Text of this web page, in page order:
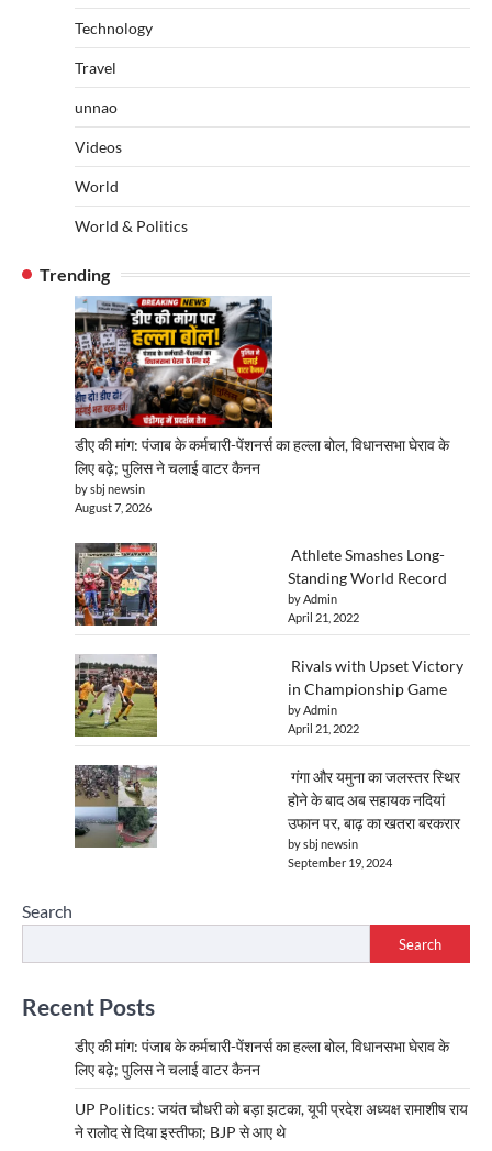
Technology
Travel
unnao
Videos
World
World & Politics
Trending
डीए की मांग: पंजाब के कर्मचारी-पेंशनर्स का हल्ला बोल, विधानसभा घेराव के
लिए बढ़े; पुलिस ने चलाई वाटर कैनन
by sbj newsin
August 7, 2026
Athlete Smashes Long-
Standing World Record
by Admin
April 21, 2022
Rivals with Upset Victory
in Championship Game
by Admin
April 21, 2022
गंगा और यमुना का जलस्तर स्थिर
होने के बाद अब सहायक नदियां
उफान पर, बाढ़ का खतरा बरकरार
by sbj newsin
September 19, 2024
Search
Search
Recent Posts
डीए की मांग: पंजाब के कर्मचारी-पेंशनर्स का हल्ला बोल, विधानसभा घेराव के
लिए बढ़े; पुलिस ने चलाई वाटर कैनन
UP Politics: जयंत चौधरी को बड़ा झटका, यूपी प्रदेश अध्यक्ष रामाशीष राय
ने रालोद से दिया इस्तीफा; BJP से आए थे